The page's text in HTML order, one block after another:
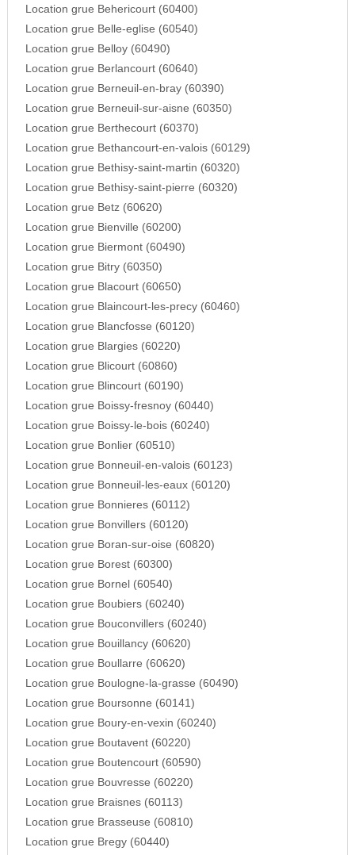
Location grue Behericourt (60400)
Location grue Belle-eglise (60540)
Location grue Belloy (60490)
Location grue Berlancourt (60640)
Location grue Berneuil-en-bray (60390)
Location grue Berneuil-sur-aisne (60350)
Location grue Berthecourt (60370)
Location grue Bethancourt-en-valois (60129)
Location grue Bethisy-saint-martin (60320)
Location grue Bethisy-saint-pierre (60320)
Location grue Betz (60620)
Location grue Bienville (60200)
Location grue Biermont (60490)
Location grue Bitry (60350)
Location grue Blacourt (60650)
Location grue Blaincourt-les-precy (60460)
Location grue Blancfosse (60120)
Location grue Blargies (60220)
Location grue Blicourt (60860)
Location grue Blincourt (60190)
Location grue Boissy-fresnoy (60440)
Location grue Boissy-le-bois (60240)
Location grue Bonlier (60510)
Location grue Bonneuil-en-valois (60123)
Location grue Bonneuil-les-eaux (60120)
Location grue Bonnieres (60112)
Location grue Bonvillers (60120)
Location grue Boran-sur-oise (60820)
Location grue Borest (60300)
Location grue Bornel (60540)
Location grue Boubiers (60240)
Location grue Bouconvillers (60240)
Location grue Bouillancy (60620)
Location grue Boullarre (60620)
Location grue Boulogne-la-grasse (60490)
Location grue Boursonne (60141)
Location grue Boury-en-vexin (60240)
Location grue Boutavent (60220)
Location grue Boutencourt (60590)
Location grue Bouvresse (60220)
Location grue Braisnes (60113)
Location grue Brasseuse (60810)
Location grue Bregy (60440)